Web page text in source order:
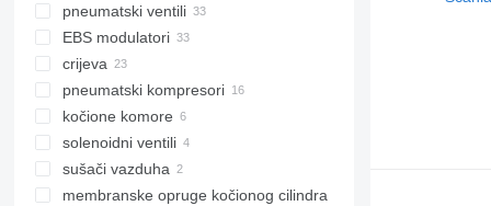
pneumatski ventili
EBS modulatori
crijeva
pneumatski kompresori
kočione komore
solenoidni ventili
sušači vazduha
membranske opruge kočionog cilindra